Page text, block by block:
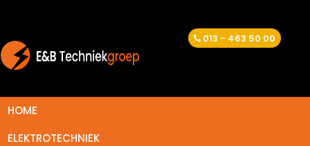
013 - 463 50 00
HOME
ELEKTROTECHNIEK